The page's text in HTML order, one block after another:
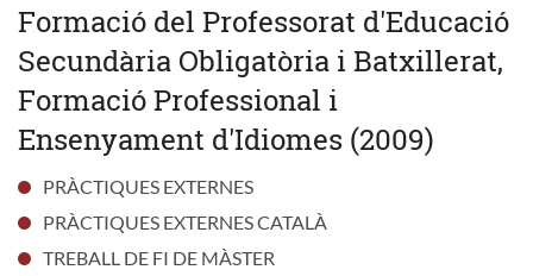
Formació del Professorat d'Educació
Secundària Obligatòria i Batxillerat,
Formació Professional i
Ensenyament d'Idiomes (2009)
PRÀCTIQUES EXTERNES
PRÀCTIQUES EXTERNES CATALÀ
TREBALL DE FI DE MÀSTER